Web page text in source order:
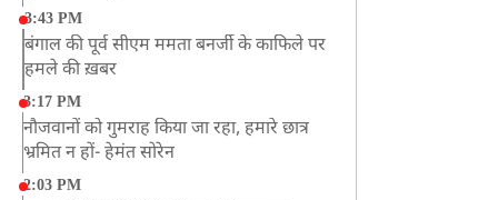
3:43 PM
बंगाल की पूर्व सीएम ममता बनर्जी के काफिले पर
हमले की ख़बर
3:17 PM
नौजवानों को गुमराह किया जा रहा, हमारे छात्र
भ्रमित न हों- हेमंत सोरेन
2:03 PM